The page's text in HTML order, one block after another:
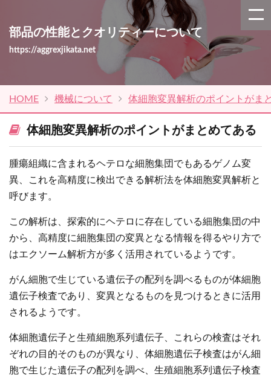
部品の性能とクオリティーについて
https://aggrexjikata.net
HOME 機械について 体細胞変異解析のポイントがま
体細胞変異解析のポイントがまとめてある
腫瘍組織に含まれるヘテロな細胞集団でもあるゲノム変
異、これを高精度に検出できる解析法を体細胞変異解析と
呼びます。
この解析は、探索的にヘテロに存在している細胞集団の中
から、高精度に細胞集団の変異となる情報を得るやり方で
はエクソーム解析方が多く活用されているようです。
がん細胞で生じている遺伝子の配列を調べるものが体細胞
遺伝子検査であり、変異となるものを見つけるときに活用
されるようです。
体細胞遺伝子と生殖細胞系列遺伝子、これらの検査はそれ
ぞれの目的そのものが異なり、体細胞遺伝子検査はがん細
胞で生じた遺伝子の配列を調べ、生殖細胞系列遺伝子検査